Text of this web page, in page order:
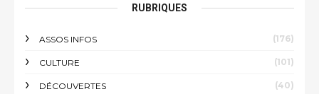
RUBRIQUES
ASSOS INFOS (176)
CULTURE (101)
DÉCOUVERTES (40)